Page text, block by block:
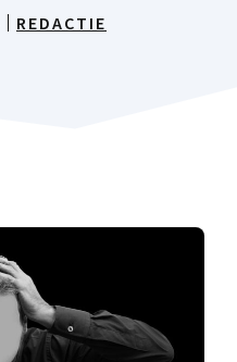
REDACTIE